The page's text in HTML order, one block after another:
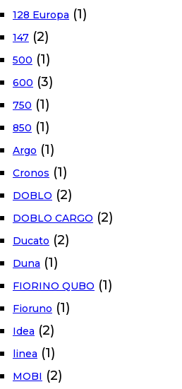
128 Europa (1)
147 (2)
500 (1)
600 (3)
750 (1)
850 (1)
Argo (1)
Cronos (1)
DOBLO (2)
DOBLO CARGO (2)
Ducato (2)
Duna (1)
FIORINO QUBO (1)
Fioruno (1)
Idea (2)
linea (1)
MOBI (2)